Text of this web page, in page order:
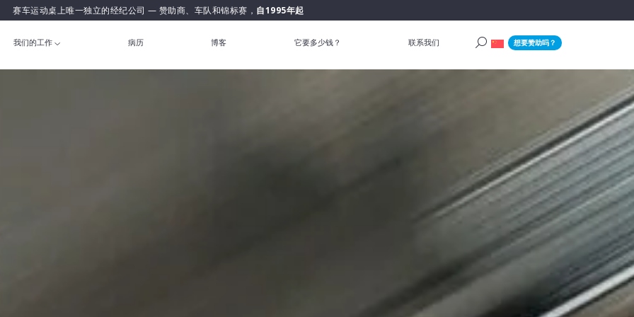
赛车运动桌上唯一独立的经纪公司 — 赞助商、车队和锦标赛， 自1995年起
我们的工作 病历 博客 它要多少钱？ 联系我们 想要赞助吗？